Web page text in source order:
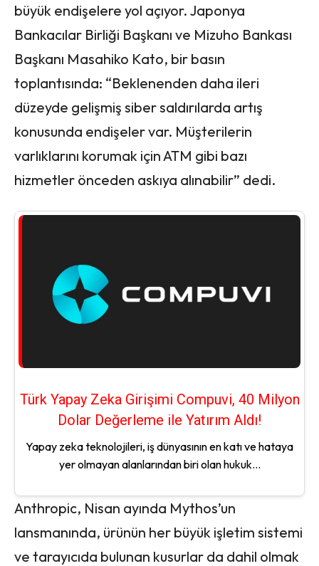
büyük endişelere yol açıyor. Japonya
Bankacılar Birliği Başkanı ve Mizuho Bankası
Başkanı Masahiko Kato, bir basın
toplantısında: “Beklenenden daha ileri
düzeyde gelişmiş siber saldırılarda artış
konusunda endişeler var. Müşterilerin
varlıklarını korumak için ATM gibi bazı
hizmetler önceden askıya alınabilir” dedi.
Türk Yapay Zeka Girişimi Compuvi, 40 Milyon
Dolar Değerleme ile Yatırım Aldı!
Yapay zeka teknolojileri, iş dünyasının en katı ve hataya
yer olmayan alanlarından biri olan hukuk...
Anthropic, Nisan ayında Mythos’un
lansmanında, ürünün her büyük işletim sistemi
ve tarayıcıda bulunan kusurlar da dahil olmak